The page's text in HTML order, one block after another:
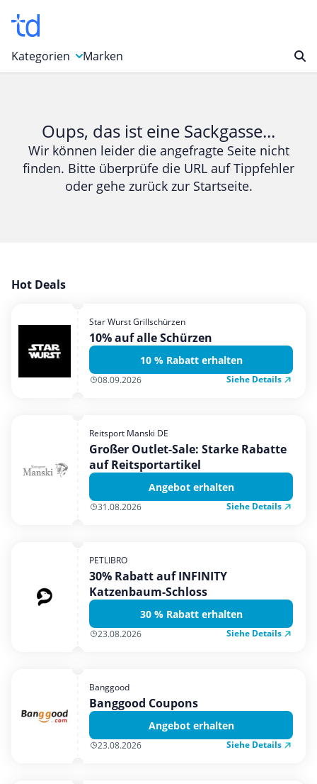
Kategorien
Bücher & Magazine
Computer & Elektronik
Entertainment & Media
Garten, Haushalt & Tiere
Mobilfunk & Internet
Mode & Accessoires
Shopping
Urlaub & Reise
Marken
Oups, das ist eine Sackgasse...
Wir können leider die angefragte Seite nicht
finden. Bitte überprüfe die URL auf Tippfehler
oder gehe zurück zur Startseite.
Hot Deals
Star Wurst Grillschürzen
10% auf alle Schürzen
10 % Rabatt erhalten
08.09.2026 Siehe Details
Reitsport Manski DE
Großer Outlet-Sale: Starke Rabatte
auf Reitsportartikel
Angebot erhalten
31.08.2026 Siehe Details
PETLIBRO
30% Rabatt auf INFINITY
Katzenbaum-Schloss
30 % Rabatt erhalten
23.08.2026 Siehe Details
Banggood
Banggood Coupons
Angebot erhalten
23.08.2026 Siehe Details